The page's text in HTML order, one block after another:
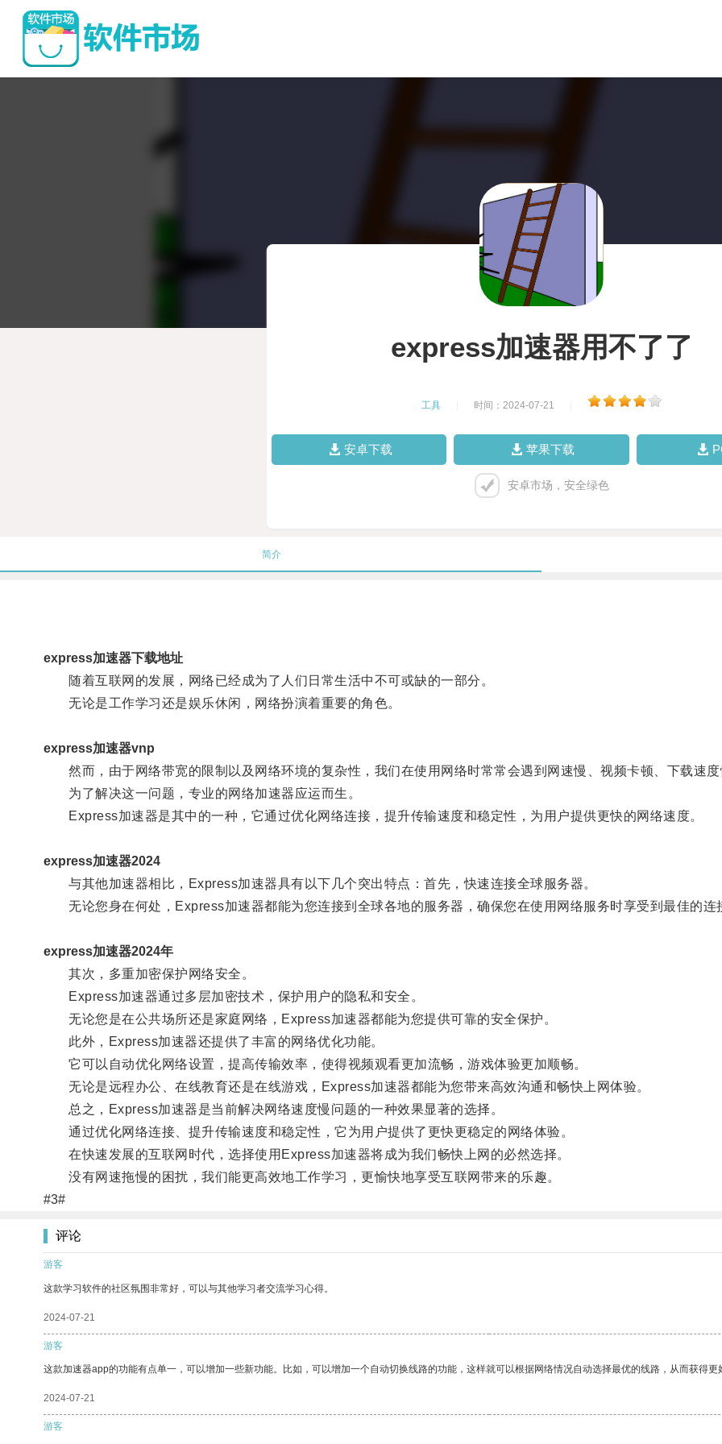
express加速器用不了了
工具 时间：2024-07-21
安卓下载 苹果下载
安卓市场，安全绿色
简介
express加速器下载地址
随着互联网的发展，网络已经成为了人们日常生活中不可或缺的一部分。
无论是工作学习还是娱乐休闲，网络扮演着重要的角色。
express加速器vnp
然而，由于网络带宽的限制以及网络环境的复杂性，我们在使用网络时常常会遇到网速慢、视频卡顿、下载速度
为了解决这一问题，专业的网络加速器应运而生。
Express加速器是其中的一种，它通过优化网络连接，提升传输速度和稳定性，为用户提供更快的网络速度。
express加速器2024
与其他加速器相比，Express加速器具有以下几个突出特点：首先，快速连接全球服务器。
无论您身在何处，Express加速器都能为您连接到全球各地的服务器，确保您在使用网络服务时享受到最佳的连
express加速器2024年
其次，多重加密保护网络安全。
Express加速器通过多层加密技术，保护用户的隐私和安全。
无论您是在公共场所还是家庭网络，Express加速器都能为您提供可靠的安全保护。
此外，Express加速器还提供了丰富的网络优化功能。
它可以自动优化网络设置，提高传输效率，使得视频观看更加流畅，游戏体验更加顺畅。
无论是远程办公、在线教育还是在线游戏，Express加速器都能为您带来高效沟通和畅快上网体验。
总之，Express加速器是当前解决网络速度慢问题的一种效果显著的选择。
通过优化网络连接、提升传输速度和稳定性，它为用户提供了更快更稳定的网络体验。
在快速发展的互联网时代，选择使用Express加速器将成为我们畅快上网的必然选择。
没有网速拖慢的困扰，我们能更高效地工作学习，更愉快地享受互联网带来的乐趣。
#3#
评论
游客
这款学习软件的社区氛围非常好，可以与其他学习者交流学习心得。
2024-07-21
游客
这款加速器app的功能有点单一，可以增加一些新功能。比如，可以增加一个自动切换线路的功能，这样就可以根据网络情况自动选择最优的线路，从而获得更
2024-07-21
游客